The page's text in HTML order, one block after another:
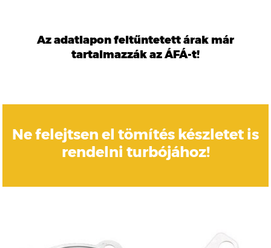
Az adatlapon feltűntetett árak már
tartalmazzák az ÁFÁ-t!
Ne felejtsen el tömítés készletet is
rendelni turbójához!